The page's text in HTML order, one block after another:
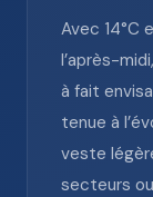
Avec 14°C
l’après-
à fait
tenue à
veste
secteurs